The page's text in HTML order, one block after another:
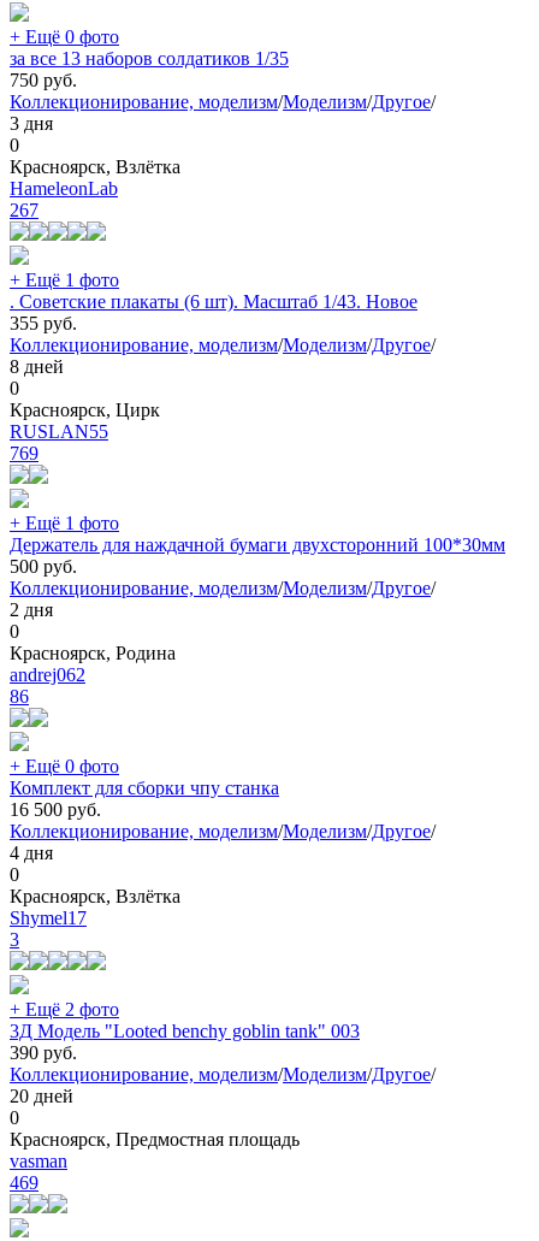
+ Ещё 0 фото
за все 13 наборов солдатиков 1/35
750 руб.
Коллекционирование, моделизм/Моделизм/Другое/
3 дня
0
Красноярск, Взлётка
HameleonLab
267
+ Ещё 1 фото
. Советские плакаты (6 шт). Масштаб 1/43. Новое
355 руб.
Коллекционирование, моделизм/Моделизм/Другое/
8 дней
0
Красноярск, Цирк
RUSLAN55
769
+ Ещё 1 фото
Держатель для наждачной бумаги двухсторонний 100*30мм
500 руб.
Коллекционирование, моделизм/Моделизм/Другое/
2 дня
0
Красноярск, Родина
andrej062
86
+ Ещё 0 фото
Комплект для сборки чпу станка
16 500 руб.
Коллекционирование, моделизм/Моделизм/Другое/
4 дня
0
Красноярск, Взлётка
Shymel17
3
+ Ещё 2 фото
3Д Модель "Looted benchy goblin tank" 003
390 руб.
Коллекционирование, моделизм/Моделизм/Другое/
20 дней
0
Красноярск, Предмостная площадь
vasman
469